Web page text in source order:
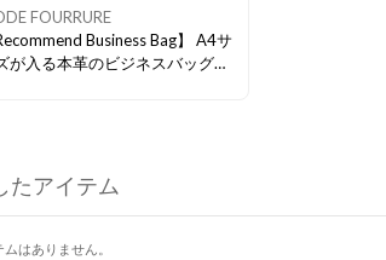
FOURRURE
Business Bag】 A4サ
が入る本革のビジネスバッグ。
たアイテム
はありません。